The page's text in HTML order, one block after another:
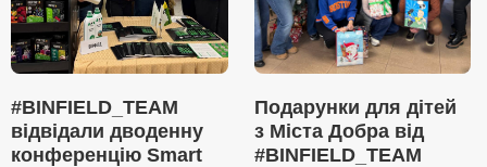
#BINFIELD_TEAM
відвідали дводенну
конференцію Smart
Подарунки для дітей
з Міста Добра від
#BINFIELD_TEAM